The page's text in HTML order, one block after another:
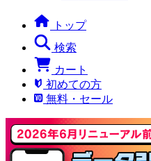
トップ
検索
カート
初めての方
無料・セール